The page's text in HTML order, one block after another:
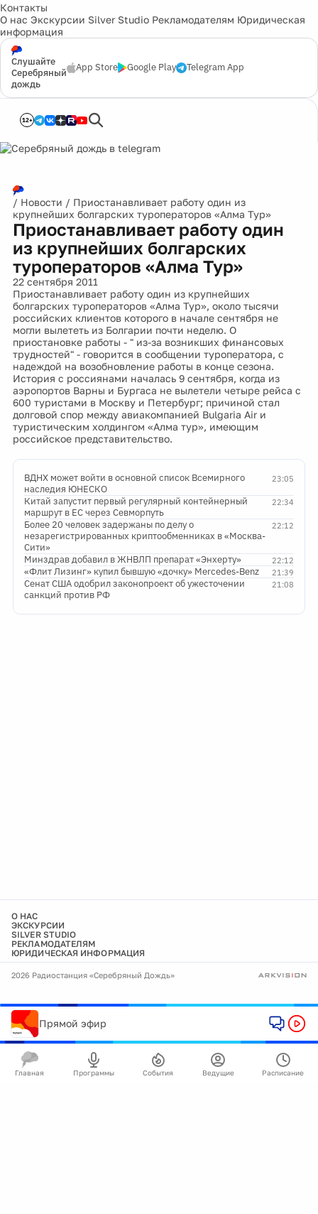
Контакты
О нас Экскурсии Silver Studio Рекламодателям Юридическая
информация
Слушайте
Серебряный
дождь
App Store Google Play Telegram App
12+
/ Новости / Приостанавливает работу один из
крупнейших болгарских туроператоров «Алма Тур»
Приостанавливает работу один
из крупнейших болгарских
туроператоров «Алма Тур»
22 сентября 2011
Приостанавливает работу один из крупнейших
болгарских туроператоров «Алма Тур», около тысячи
российских клиентов которого в начале сентября не
могли вылететь из Болгарии почти неделю. О
приостановке работы - " из-за возникших финансовых
трудностей" - говорится в сообщении туроператора, с
надеждой на возобновление работы в конце сезона.
История с россиянами началась 9 сентября, когда из
аэропортов Варны и Бургаса не вылетели четыре рейса с
600 туристами в Москву и Петербург; причиной стал
долговой спор между авиакомпанией Bulgaria Air и
туристическим холдингом «Алма тур», имеющим
российское представительство.
23:05
ВДНХ может войти в основной список Всемирного
наследия ЮНЕСКО
22:34
Китай запустит первый регулярный контейнерный
маршрут в ЕС через Севморпуть
22:12
Более 20 человек задержаны по делу о
незарегистрированных криптообменниках в «Москва-
Сити»
22:12
Минздрав добавил в ЖНВЛП препарат «Энхерту»
21:39
«Флит Лизинг» купил бывшую «дочку» Mercedes-Benz
21:08
Сенат США одобрил законопроект об ужесточении
санкций против РФ
О НАС
ЭКСКУРСИИ
SILVER STUDIO
РЕКЛАМОДАТЕЛЯМ
ЮРИДИЧЕСКАЯ ИНФОРМАЦИЯ
2026 Радиостанция «Серебряный Дождь»
Прямой эфир
Главная Программы События Ведущие Расписание